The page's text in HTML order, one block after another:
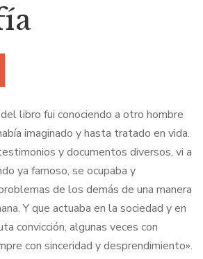
libro fui conociendo a otro hombre
imaginado y hasta tratado en vida.
y documentos diversos, vi a
ya famoso, se ocupaba y
de los demás de una manera
Y que actuaba en la sociedad y en
convicción, algunas veces con
con sinceridad y desprendimiento».